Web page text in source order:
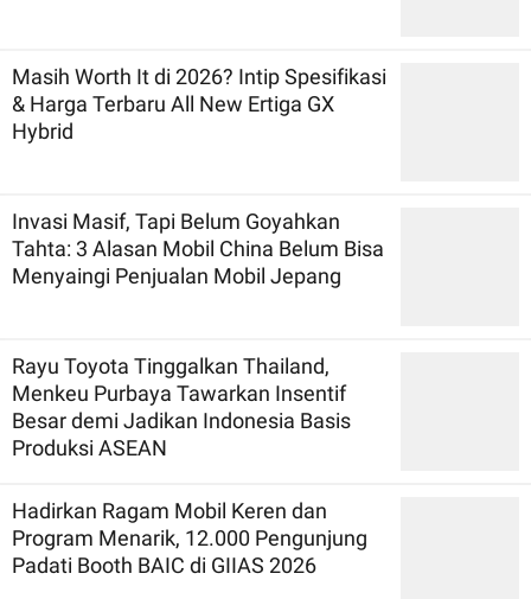
Masih Worth It di 2026? Intip Spesifikasi
& Harga Terbaru All New Ertiga GX
Hybrid
Invasi Masif, Tapi Belum Goyahkan
Tahta: 3 Alasan Mobil China Belum Bisa
Menyaingi Penjualan Mobil Jepang
Rayu Toyota Tinggalkan Thailand,
Menkeu Purbaya Tawarkan Insentif
Besar demi Jadikan Indonesia Basis
Produksi ASEAN
Hadirkan Ragam Mobil Keren dan
Program Menarik, 12.000 Pengunjung
Padati Booth BAIC di GIIAS 2026